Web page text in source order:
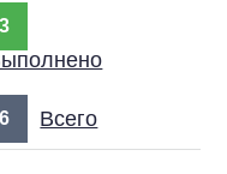
3
6 Всего